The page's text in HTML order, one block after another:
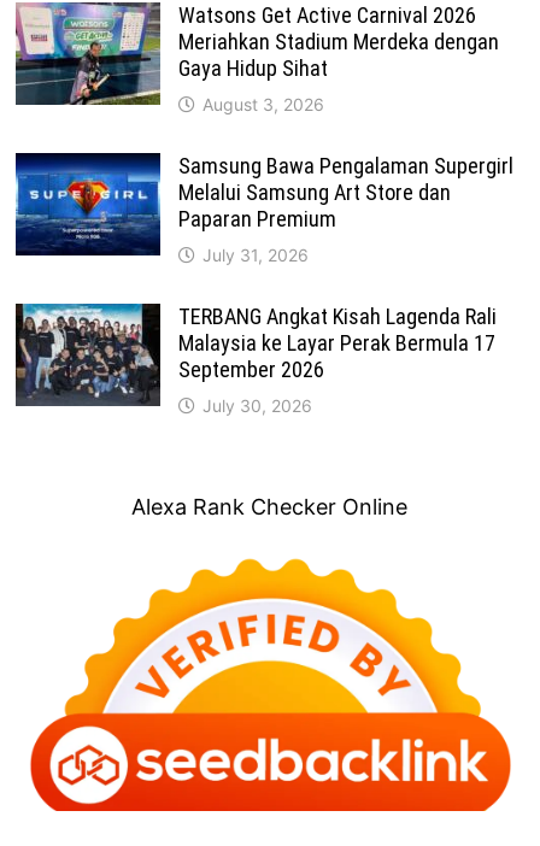
Watsons Get Active Carnival 2026
Meriahkan Stadium Merdeka dengan
Gaya Hidup Sihat
August 3, 2026
Samsung Bawa Pengalaman Supergirl
Melalui Samsung Art Store dan
Paparan Premium
July 31, 2026
TERBANG Angkat Kisah Lagenda Rali
Malaysia ke Layar Perak Bermula 17
September 2026
July 30, 2026
Alexa Rank Checker Online